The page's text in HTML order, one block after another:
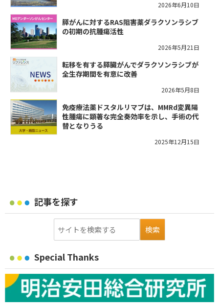
2026年6月10日
膵がんに対するRAS阻害薬ダラクソンラシブ
の初期の抗腫瘍活性
2026年5月21日
転移を有する膵臓がんでダラクソンラシブが
全生存期間を有意に改善
2026年5月8日
免疫療法薬ドスタルリマブは、MMRd変異陽
性腫瘍に顕著な完全奏効率を示し、手術の代
替となりうる
2025年12月15日
記事を探す
Special Thanks